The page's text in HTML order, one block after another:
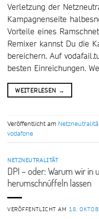
Verletzung der
Kampagnenseite
Vorteile eines
Remixer kannst Du die
bereichern. Auf
besten Einreichungen.
WEITERLESEN →
Veröffentlicht am
vodafone
NETZNEUTRALITÄT
DPI – oder: Warum wir in
herumschnüffeln lassen
VERÖFFENTLICHT AM 18.